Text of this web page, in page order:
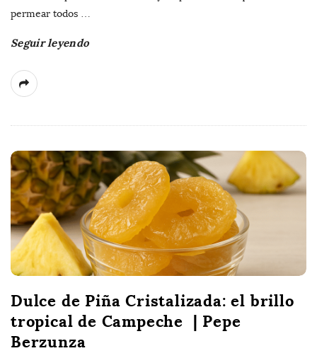
permear todos …
Seguir leyendo
Dulce de Piña Cristalizada: el brillo
tropical de Campeche | Pepe
Berzunza